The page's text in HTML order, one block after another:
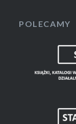
POLECAMY